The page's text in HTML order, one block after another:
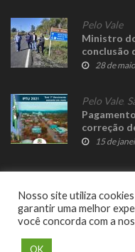
Pelo Vale
Ministro
conclusão
28 de
Pelo Vale,
correção
15 de
Nosso site utiliza
garantir uma melhor
você concorda com a
OK